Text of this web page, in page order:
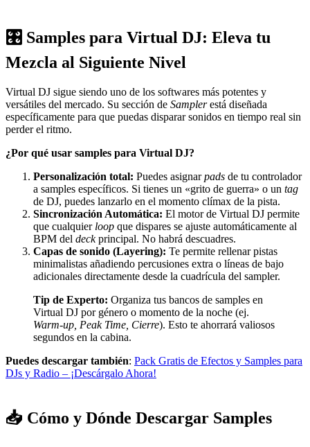
🎛️ Samples para Virtual DJ: Eleva tu
Mezcla al Siguiente Nivel
Virtual DJ sigue siendo uno de los softwares más potentes y
versátiles del mercado. Su sección de Samplerestá diseñada
específicamente para que puedas disparar sonidos en tiempo real sin
perder el ritmo.
¿Por qué usar samples para Virtual DJ?
Personalización total: Puedes asignarpads de tu controlador
a samples específicos. Si tienes un «grito de guerra» o un tag
de DJ, puedes lanzarlo en el momento clímax de la pista.
Sincronización Automática: El motor de Virtual DJ permite
que cualquier loop que dispares se ajuste automáticamente al
BPM del deckprincipal. No habrá descuadres.
Capas de sonido (Layering): Te permite rellenar pistas
minimalistas añadiendo percusiones extra o líneas de bajo
adicionales directamente desde la cuadrícula del sampler.
Tip de Experto: Organiza tus bancos de samples en
Virtual DJ por género o momento de la noche (ej.
Warm-up, Peak Time, Cierre). Esto te ahorrará valiosos
segundos en la cabina.
Puedes descargar también: Pack Gratis de Efectos y Samples para
DJs y Radio – ¡Descárgalo Ahora!
📥 Cómo y Dónde Descargar Samples